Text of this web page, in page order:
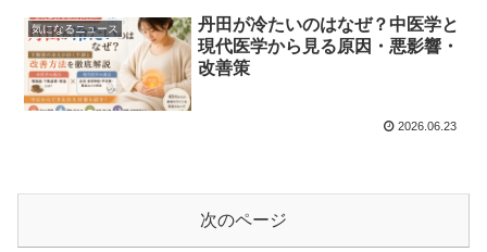
気になるニュース
丹田が冷たいのはなぜ？中医学と
現代医学から見る原因・悪影響・
改善策
2026.06.23
次のページ